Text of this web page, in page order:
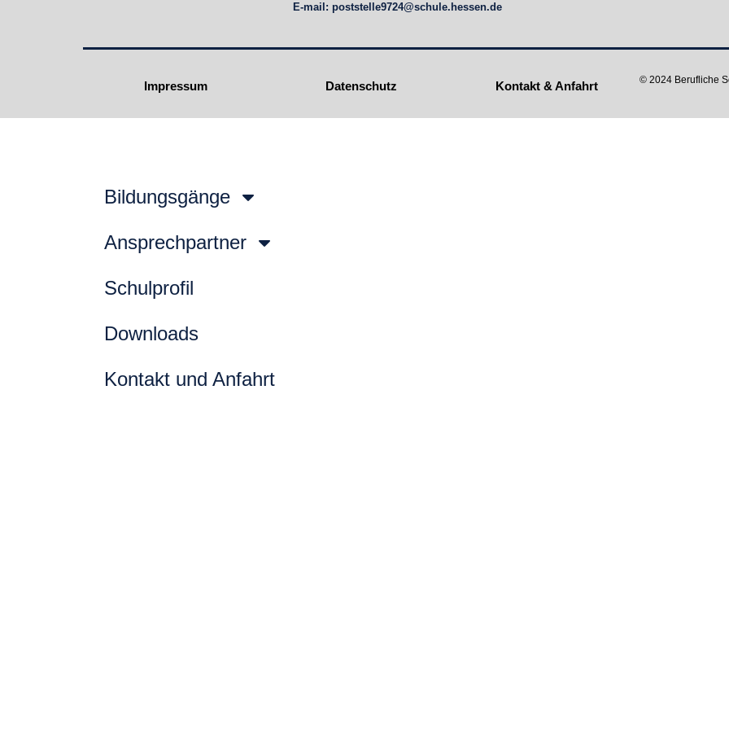
E-mail: poststelle9724@schule.hessen.de
Impressum Datenschutz Kontakt & Anfahrt © 2024 Berufliche
Bildungsgänge
Ansprechpartner
Schulprofil
Downloads
Kontakt und Anfahrt